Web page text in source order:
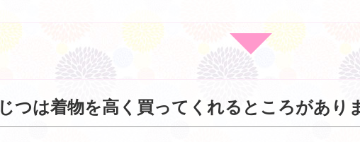
じつは着物を高く買ってくれるところがあり